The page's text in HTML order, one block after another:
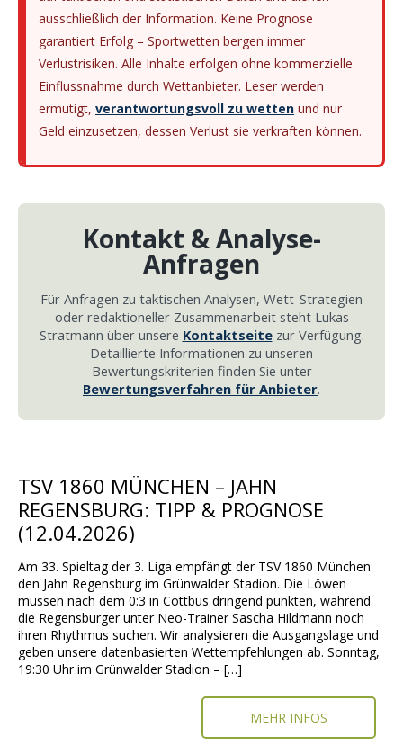
ausschließlich der Information. Keine Prognose
garantiert Erfolg – Sportwetten bergen immer
Verlustrisiken. Alle Inhalte erfolgen ohne kommerzielle
Einflussnahme durch Wettanbieter. Leser werden
ermutigt, verantwortungsvoll zu wetten und nur
Geld einzusetzen, dessen Verlust sie verkraften können.
Kontakt & Analyse-
Anfragen
Für Anfragen zu taktischen Analysen, Wett-Strategien
oder redaktioneller Zusammenarbeit steht Lukas
Stratmann über unsere Kontaktseitezur Verfügung.
Detaillierte Informationen zu unseren
Bewertungskriterien finden Sie unter
Bewertungsverfahren für Anbieter.
TSV 1860 MÜNCHEN – JAHN
REGENSBURG: TIPP & PROGNOSE
(12.04.2026)
Am 33. Spieltag der 3. Liga empfängt der TSV 1860 München
den Jahn Regensburg im Grünwalder Stadion. Die Löwen
müssen nach dem 0:3 in Cottbus dringend punkten, während
die Regensburger unter Neo-Trainer Sascha Hildmann noch
ihren Rhythmus suchen. Wir analysieren die Ausgangslage und
geben unsere datenbasierten Wettempfehlungen ab. Sonntag,
19:30 Uhr im Grünwalder Stadion – […]
MEHR INFOS